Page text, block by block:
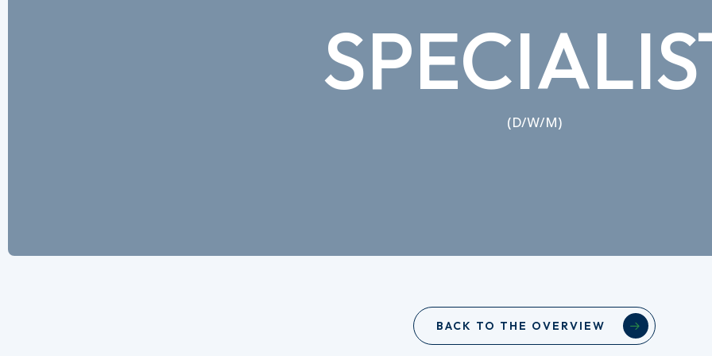
(D/W/M)
BACK TO THE OVERVIEW